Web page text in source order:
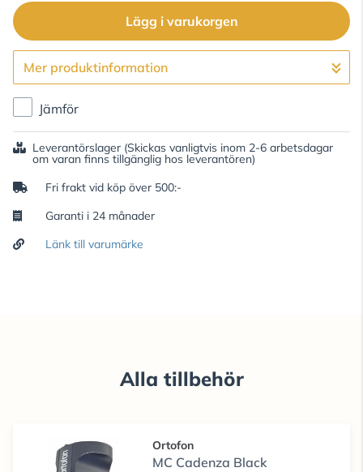
Lägg i varukorgen
Gå till kassan
Mer produktinformation
Jämför
Leverantörslager (Skickas vanligtvis inom 2-6 arbetsdagar
om varan finns tillgänglig hos leverantören)
Fri frakt vid köp över 500:-
Garanti i 24 månader
Länk till varumärke
Alla tillbehör
Ortofon
MC Cadenza Black